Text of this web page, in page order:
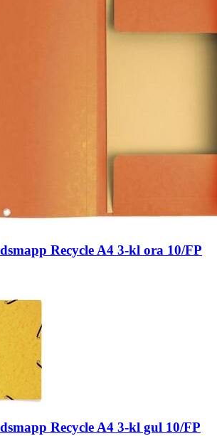
Recycle A4 3-kl ora 10/FP
Recycle A4 3-kl gul 10/FP